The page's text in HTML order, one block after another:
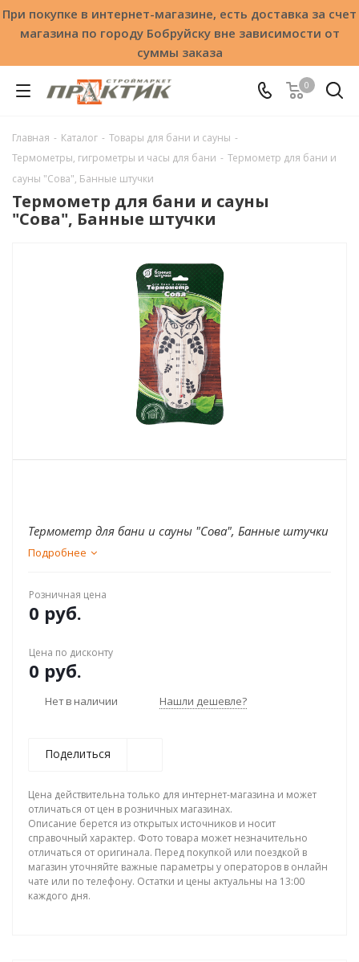
При покупке в интернет-магазине, есть доставка за счет
магазина по городу Бобруйску вне зависимости от
суммы заказа
0
Главная - Каталог - Товары для бани и сауны -
Термометры, гигрометры и часы для бани - Термометр для бани и
сауны "Сова", Банные штучки
Термометр для бани и сауны
"Сова", Банные штучки
Термометр для бани и сауны "Сова", Банные штучки
Подробнее
Розничная цена
0 руб.
Цена по дисконту
0 руб.
Нет в наличии Нашли дешевле?
Поделиться
Цена действительна только для интернет-магазина и может
отличаться от цен в розничных магазинах.
Описание берется из открытых источников и носит
справочный характер. Фото товара может незначительно
отличаться от оригинала. Перед покупкой или поездкой в
магазин уточняйте важные параметры у операторов в онлайн
чате или по телефону. Остатки и цены актуальны на 13:00
каждого дня.